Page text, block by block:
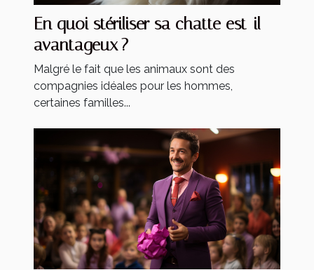
En quoi stériliser sa chatte est-il
avantageux ?
Malgré le fait que les animaux sont des
compagnies idéales pour les hommes,
certaines familles...